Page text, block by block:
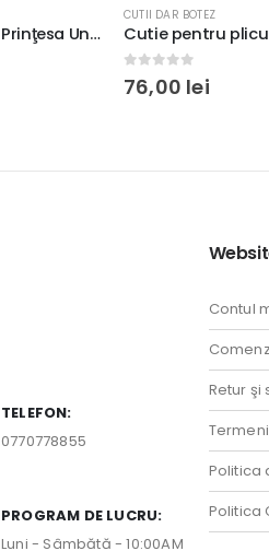
Cutie pentru plicuri Baby Mickey, carton fotografic 300g/m², 33x23x23cm, baloane colorate
CUTII DAR BOTEZ
4.00 out of 5
76,00 lei
TELEFON:
0770778855
PROGRAM DE LUCRU:
Luni - Sâmbătă - 10:00AM
Contul
Retur şi
Politica
Politica